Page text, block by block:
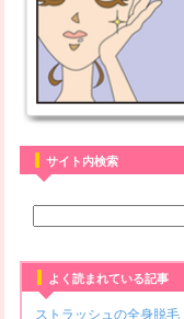
サイト内検索
よく読まれている記事
ストラッシュの全身脱毛